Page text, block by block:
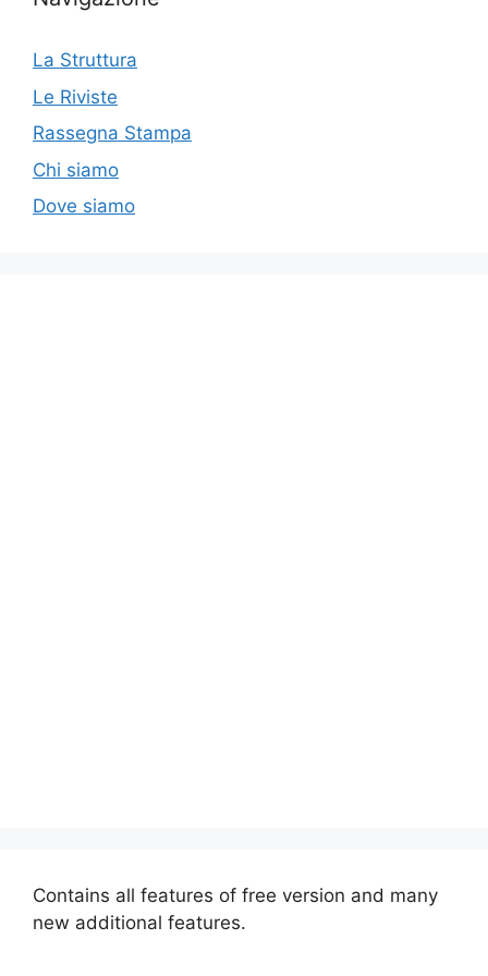
La Struttura
Le Riviste
Rassegna Stampa
Chi siamo
Dove siamo
Contains all features of free version and many
new additional features.